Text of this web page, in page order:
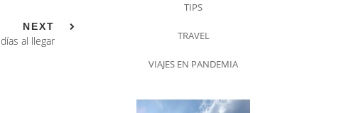
NEXT
al llegar
TIPS
TRAVEL
VIAJES EN PANDEMIA